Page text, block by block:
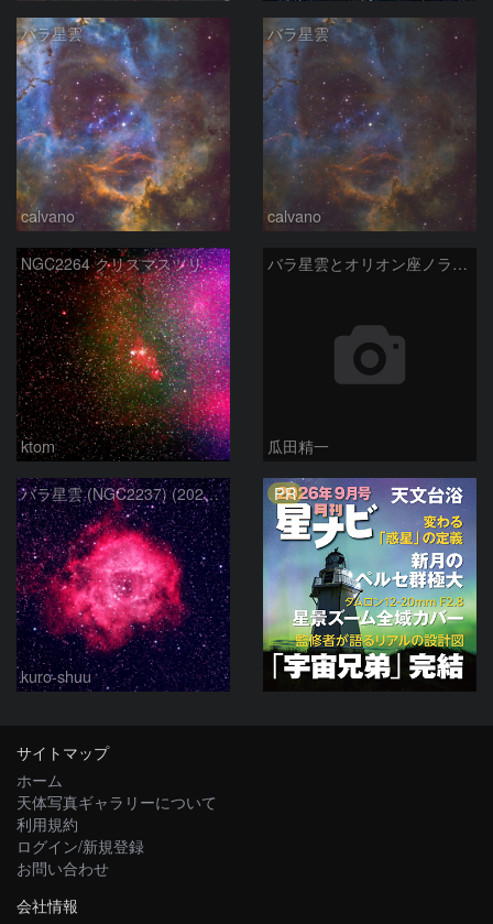
バラ星雲
calvano
バラ星雲
calvano
NGC2264 クリスマスツリー星団周辺 2026-4-2
ktom
バラ星雲とオリオン座ノラマ50mm
瓜田精一
バラ星雲 (NGC2237) (2026/02/15他2夜)
kuro-shuu
PR
サイトマップ
ホーム
天体写真ギャラリーについて
利用規約
ログイン/新規登録
お問い合わせ
会社情報